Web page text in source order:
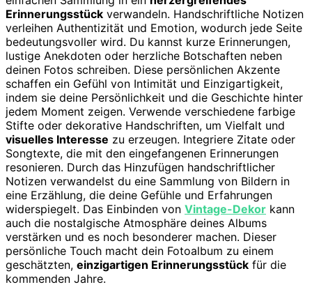
Erinnerungsstück verwandeln. Handschriftliche Notizen
verleihen Authentizität und Emotion, wodurch jede Seite
bedeutungsvoller wird. Du kannst kurze Erinnerungen,
lustige Anekdoten oder herzliche Botschaften neben
deinen Fotos schreiben. Diese persönlichen Akzente
schaffen ein Gefühl von Intimität und Einzigartigkeit,
indem sie deine Persönlichkeit und die Geschichte hinter
jedem Moment zeigen. Verwende verschiedene farbige
Stifte oder dekorative Handschriften, um Vielfalt und
visuelles Interesse zu erzeugen. Integriere Zitate oder
Songtexte, die mit den eingefangenen Erinnerungen
resonieren. Durch das Hinzufügen handschriftlicher
Notizen verwandelst du eine Sammlung von Bildern in
eine Erzählung, die deine Gefühle und Erfahrungen
widerspiegelt. Das Einbinden von Vintage-Dekor kann
auch die nostalgische Atmosphäre deines Albums
verstärken und es noch besonderer machen. Dieser
persönliche Touch macht dein Fotoalbum zu einem
geschätzten, einzigartigen Erinnerungsstück für die
kommenden Jahre.